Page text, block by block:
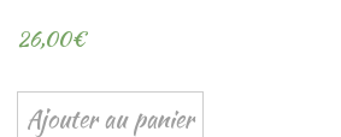
26,00€
Ajouter au panier